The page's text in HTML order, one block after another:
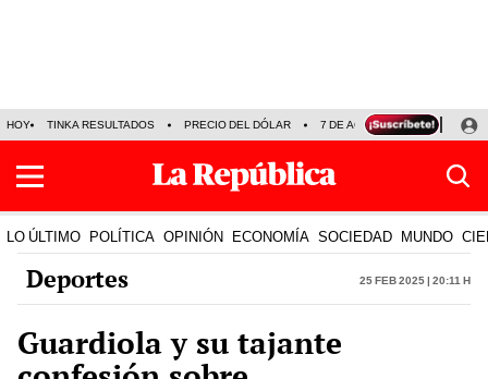
HOY TINKA RESULTADOS PRECIO DEL DÓLAR 7 DE AGOSTO OLLANTA
LO ÚLTIMO POLÍTICA OPINIÓN ECONOMÍA SOCIEDAD MUNDO
Deportes 25 Feb 2025 | 20:11 h
Guardiola y su tajante